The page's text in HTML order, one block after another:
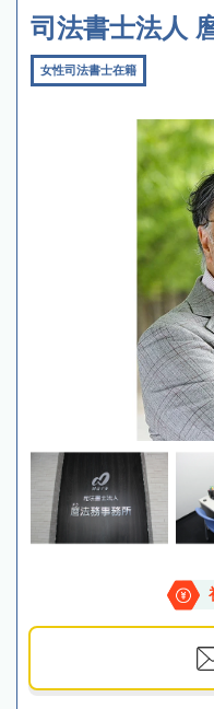
司法書士法人
女性司法書士在籍